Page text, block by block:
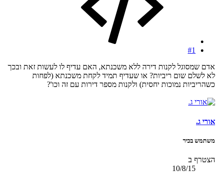
#1
אדם שמסוגל לקנות דירה ללא משכנתא, האם עדיף לו לעשות זאת ובכך
לא לשלם שום ריביות? או שעדיף תמיד לקחת משכנתא (לפחות
כשהריביות נמוכות יחסית) ולקנות מספר דירות עם זה וכו'?
אורי ג.
משתמש בכיר
הצטרף ב
10/8/15